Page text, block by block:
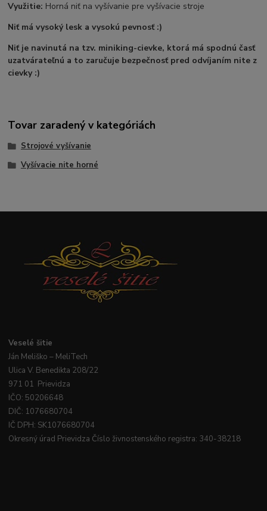
Využitie: Horná niť na vyšívanie pre vyšívacie stroje
Niť má vysoký lesk a vysokú pevnosť :)
Niť je navinutá na tzv. miniking-cievke, ktorá má spodnú časť
uzatvárateľnú a to zaručuje bezpečnosť pred odvíjaním nite z
cievky :)
Tovar zaradený v kategóriách
Strojové vyšívanie
Vyšívacie nite horné
Veselé šitie
Ján Meliško – MeliTech
Ulica V. Benedikta 208/22
971 01 Prievidza
IČO: 50206648
DIČ: 1076680704
IČ DPH: SK1076680704
Okresný úrad Prievidza Číslo živnostenského registra: 340-38218